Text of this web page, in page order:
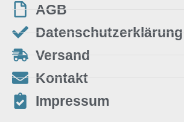
AGB
Datenschutzerklärung
Versand
Kontakt
Impressum